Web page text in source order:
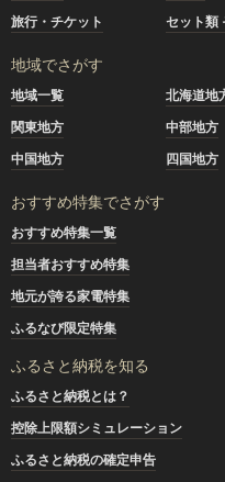
旅行・チケット
セット類
地域でさがす
地域一覧 北海道地
関東地方
中部地方
中国地方
四国地方
おすすめ特集でさがす
おすすめ特集一覧
担当者おすすめ特集
地元が誇る家電特集
ふるなび限定特集
ふるさと納税を知る
ふるさと納税とは？
控除上限額シミュレーション
ふるさと納税の確定申告